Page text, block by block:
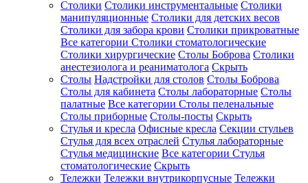
Столики Столики инструментальные Столики
манипуляционные Столики для детских весов
Столики для забора крови Столики прикроватные
Все категории Столики стоматологические
Столики хирургические Столы Боброва Столики
анестезиолога и реаниматолога Скрыть
Столы Надстройки для столов Столы Боброва
Столы для кабинета Столы лабораторные Столы
палатные Все категории Столы пеленальные
Столы приборные Столы-посты Скрыть
Стулья и кресла Офисные кресла Секции стульев
Стулья для всех отраслей Стулья лабораторные
Стулья медицинские Все категории Стулья
стоматологические Скрыть
Тележки Тележки внутрикорпусные Тележки